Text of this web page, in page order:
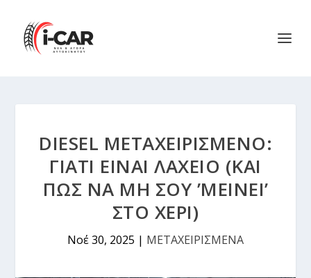
DIESEL ΜΕΤΑΧΕΙΡΙΣΜΈΝΟ:
ΓΙΑΤΊ ΕΊΝΑΙ ΛΑΧΕΊΟ (ΚΑΙ
ΠΏΣ ΝΑ ΜΗ ΣΟΥ ’ΜΕΊΝΕΙ’
ΣΤΟ ΧΈΡΙ)
Νοέ 30, 2025 | ΜΕΤΑΧΕΙΡΙΣΜΕΝΑ